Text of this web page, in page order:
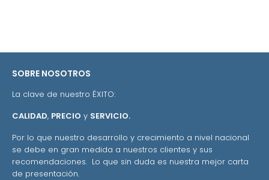
SOBRE NOSOTROS
La clave de nuestro ÉXITO:
CALIDAD, PRECIO y SERVICIO.
Por lo que nuestro desarrollo y crecimiento a nivel nacional
se debe en gran medida a nuestros clientes y sus
recomendaciones. Lo que sin duda es nuestra mejor carta
de presentación.